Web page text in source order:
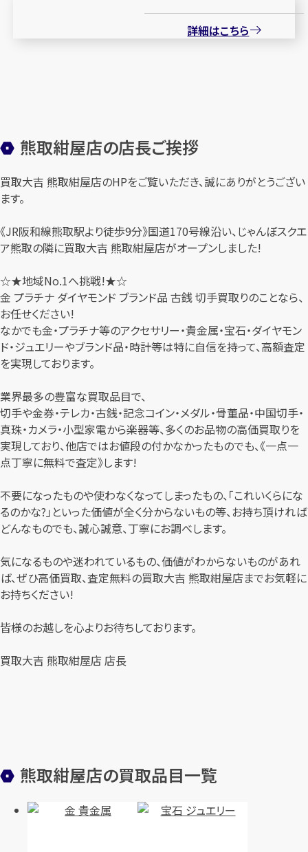
詳細はこちら
熊取紺屋店の店長ご挨拶
買取大吉 熊取紺屋店のHPをご覧いただき、誠にありがとうござい
ます。
《JR阪和線熊取駅より徒歩9分》国道170号線沿い、じゃんぼスクエ
ア熊取の隣に買取大吉 熊取紺屋店がオープンしました!
☆★地域No.1へ挑戦!★☆
金 プラチナ ダイヤモンド ブランド品 古銭 切手買取りのことなら、
お任せください!
なかでも金・プラチナ等のアクセサリー・貴金属・宝石・ダイヤモン
ド・ジュエリーやブランド品・時計等は特に自信を持って、高額査定
を実現しております。
業界最多の豊富な買取品目で、
切手や金券・テレカ・古銭・記念コイン・メダル・骨董品・中国切手・
真珠・カメラ・小型家電から楽器等、多くのお品物の高価買取りを
実現しており、他店ではお値段の付かなかったものでも、《一点一
点丁寧に無料で査定》します!
不要になったものや使わなくなってしまったもの、「これいくらにな
るのかな?」といった価値が全く分からないもの等、お持ち頂ければ
どんなものでも、誠心誠意、丁寧にお調べします。
気になるものや迷われているもの、価値がわからないものがあれ
ば、ぜひ高価買取、査定無料の買取大吉 熊取紺屋店までお気軽に
お持ちください!
皆様のお越しを心よりお待ちしております。
買取大吉 熊取紺屋店 店長
熊取紺屋店の買取品目一覧